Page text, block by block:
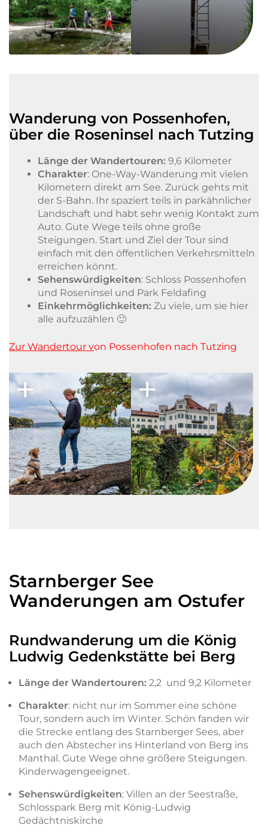
Wanderung von Possenhofen,
über die Roseninsel nach Tutzing
Länge der Wandertouren: 9,6 Kilometer
Charakter: One-Way-Wanderung mit vielen
Kilometern direkt am See. Zurück gehts mit
der S-Bahn. Ihr spaziert teils in parkähnlicher
Landschaft und habt sehr wenig Kontakt zum
Auto. Gute Wege teils ohne große
Steigungen. Start und Ziel der Tour sind
einfach mit den öffentlichen Verkehrsmitteln
erreichen könnt.
Sehenswürdigkeiten: Schloss Possenhofen
und Roseninsel und Park Feldafing
Einkehrmöglichkeiten: Zu viele, um sie hier
alle aufzuzählen 🙂
Zur Wandertour von Possenhofen nach Tutzing
Starnberger See
Wanderungen am Ostufer
Rundwanderung um die König
Ludwig Gedenkstätte bei Berg
Länge der Wandertouren: 2,2 und 9,2 Kilometer
Charakter: nicht nur im Sommer eine schöne
Tour, sondern auch im Winter. Schön fanden wir
die Strecke entlang des Starnberger Sees, aber
auch den Abstecher ins Hinterland von Berg ins
Manthal. Gute Wege ohne größere Steigungen.
Kinderwagengeeignet.
Sehenswürdigkeiten: Villen an der Seestraße,
Schlosspark Berg mit König-Ludwig
Gedächtniskirche